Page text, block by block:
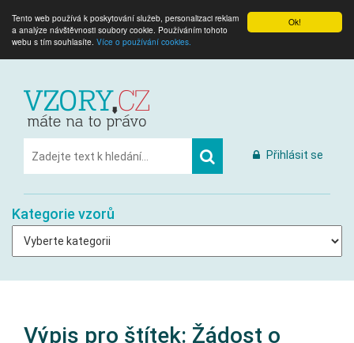
Ok!
Tento web používá k poskytování služeb, personalizaci reklam
a analýze návštěvnosti soubory cookie. Používáním tohoto
webu s tím souhlasíte. Více o používání cookies.
Přihlásit se
Kategorie vzorů
Výpis pro štítek: Žádost o